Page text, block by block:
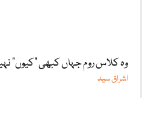
وہ کلاس روم جہاں کبھی "کیوں”
اشراق سید